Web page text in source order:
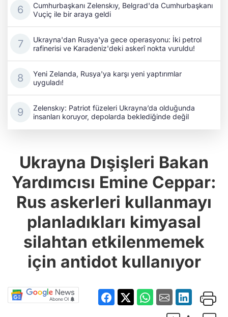
Cumhurbaşkanı Zelenskıy, Belgrad'da Cumhurbaşkanı
Vuçiç ile bir araya geldi
Ukrayna'dan Rusya'ya gece operasyonu: İki petrol
rafinerisi ve Karadeniz'deki askerî nokta vuruldu!
Yeni Zelanda, Rusya'ya karşı yeni yaptırımlar
uyguladı!
Zelenskıy: Patriot füzeleri Ukrayna’da olduğunda
insanları koruyor, depolarda beklediğinde değil
Ukrayna Dışişleri Bakan
Yardımcısı Emine Ceppar:
Rus askerleri kullanmayı
planladıkları kimyasal
silahtan etkilenmemek
için antidot kullanıyor